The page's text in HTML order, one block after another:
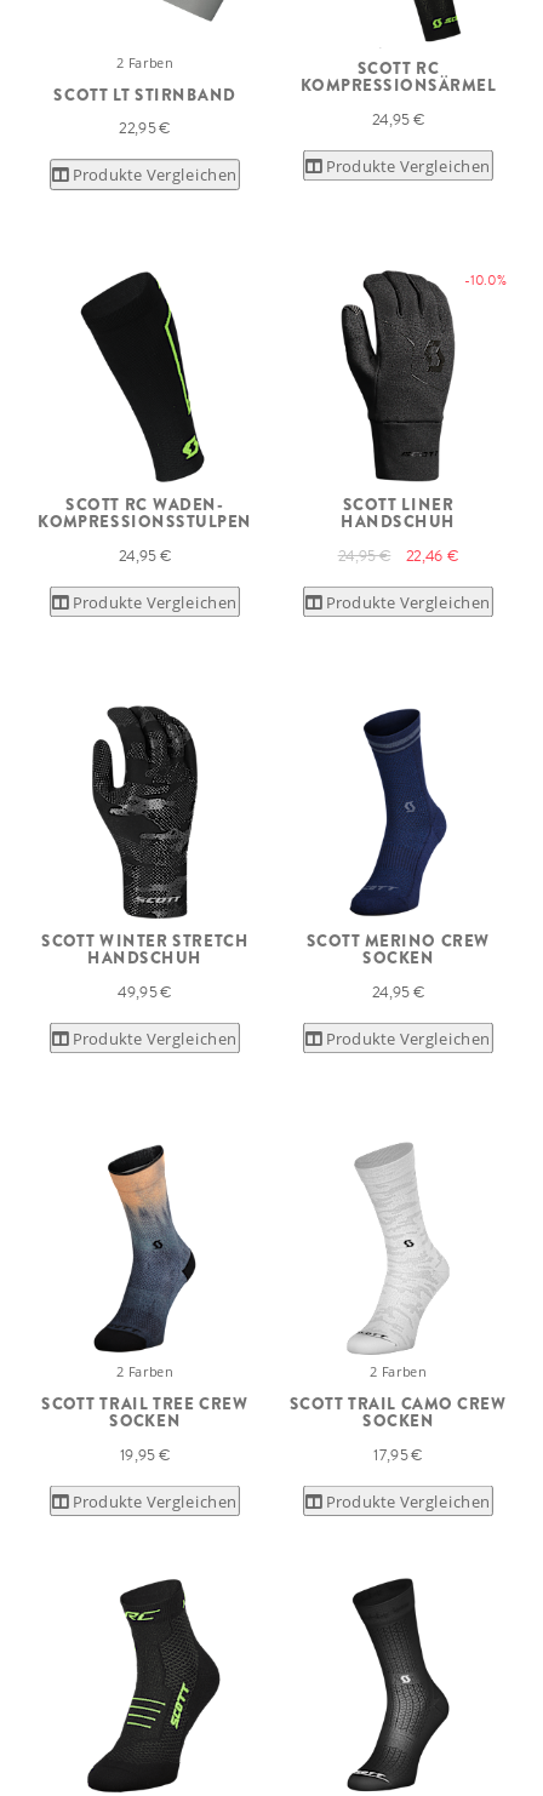
2 Farben
SCOTT LT STIRNBAND
22,95 €
Produkte Vergleichen
SCOTT RC
KOMPRESSIONSÄRMEL
24,95 €
Produkte Vergleichen
SCOTT RC WADEN-
KOMPRESSIONSSTULPEN
24,95 €
Produkte Vergleichen
-10.0%
SCOTT LINER
HANDSCHUH
24,95 € 22,46 €
Produkte Vergleichen
SCOTT WINTER STRETCH
HANDSCHUH
49,95 €
Produkte Vergleichen
SCOTT MERINO CREW
SOCKEN
24,95 €
Produkte Vergleichen
2 Farben
SCOTT TRAIL TREE CREW
SOCKEN
19,95 €
Produkte Vergleichen
2 Farben
SCOTT TRAIL CAMO CREW
SOCKEN
17,95 €
Produkte Vergleichen